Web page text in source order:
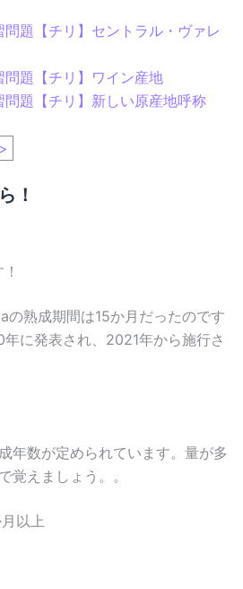
問題【チリ】セントラル・ヴァレ
問題【チリ】ワイン産地
問題【チリ】新しい原産地呼称
！
の熟成期間は15か月だったのです
に発表され、2021年から施行さ
年数が定められています。量が多
覚えましょう。。
以上